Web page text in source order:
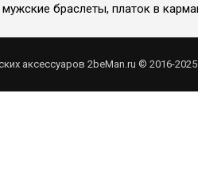
мужские браслеты, платок в
аксессуаров 2beMan.ru © 2016-2025